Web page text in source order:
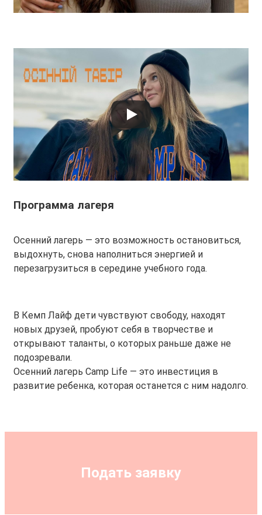
Программа лагеря
Осенний лагерь — это возможность остановиться,
выдохнуть, снова наполниться энергией и
перезагрузиться в середине учебного года.
В Кемп Лайф дети чувствуют свободу, находят
новых друзей, пробуют себя в творчестве и
открывают таланты, о которых раньше даже не
подозревали.
Осенний лагерь Camp Life — это инвестиция в
развитие ребенка, которая останется с ним надолго.
Подать заявку